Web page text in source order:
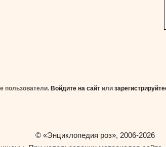
пользователи. Войдите на сайт или
© «Энциклопедия роз», 2006-2026